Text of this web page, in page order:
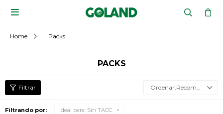

Home Packs
PACKS
Recomendados
Filtrando por: Ideal para: Sin TACC